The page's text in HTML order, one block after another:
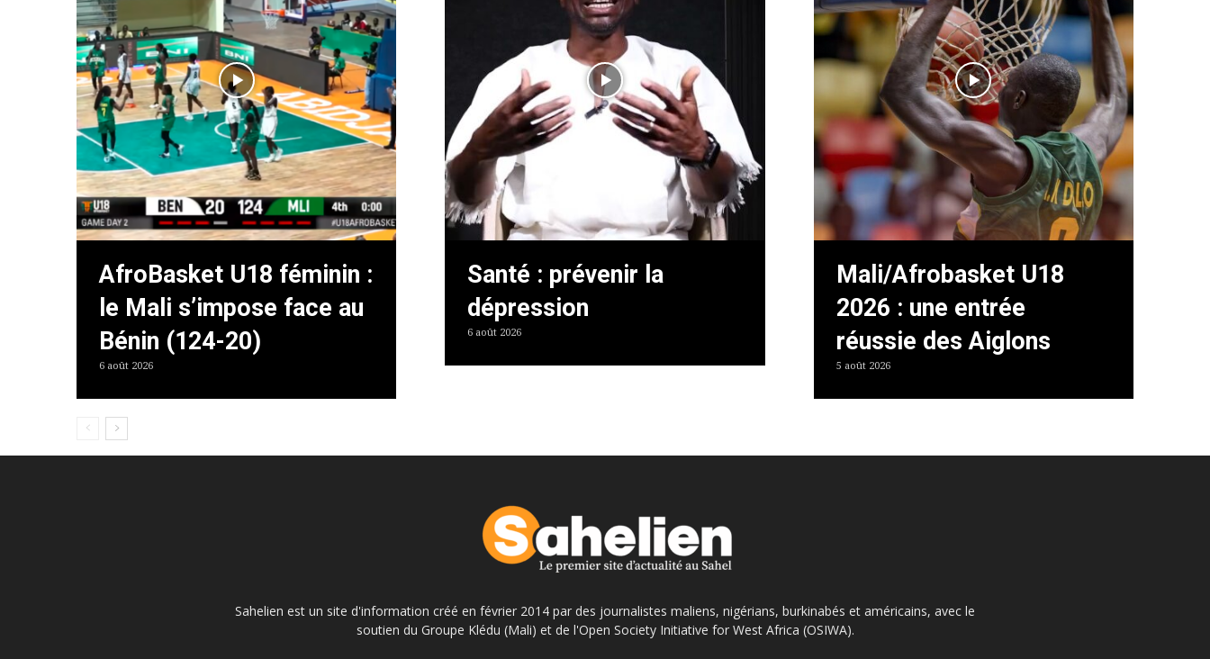
AfroBasket U18 féminin :
le Mali s’impose face au
Bénin (124-20)
6 août 2026
Santé : prévenir la
dépression
6 août 2026
Mali/Afrobasket U18
2026 : une entrée
réussie des Aiglons
5 août 2026
Sahelien est un site d'information créé en février 2014 par des journalistes maliens, nigérians, burkinabés et américains, avec le
soutien du Groupe Klédu (Mali) et de l'Open Society Initiative for West Africa (OSIWA).